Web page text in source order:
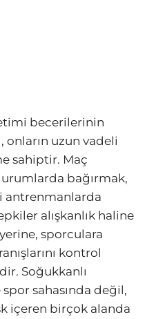
becerilerinin
onların uzun vadeli
sahiptir. Maç
bağırmak,
antrenmanlarda
alışkanlık haline
sporculara
kontrol
Soğukkanlı
sahasında değil,
içeren birçok alanda